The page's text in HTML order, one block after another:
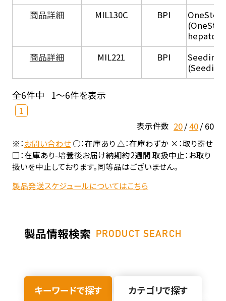
商品詳細
MIL130C BPI
商品詳細
MIL221 BPI
Seeding
全6件中 1～6件を表示
1
表示件数 20 40 60
※：お問い合わせ○：在庫あり △：在庫わずか ×：取り寄せ
□：在庫あり-培養後お届け納期約2週間 取扱中止：お取り
扱いを中止しております。同等品はございません。
製品発送スケジュールについてはこちら
製品情報検索 PRODUCT SEARCH
キーワードで探す カテゴリで探す